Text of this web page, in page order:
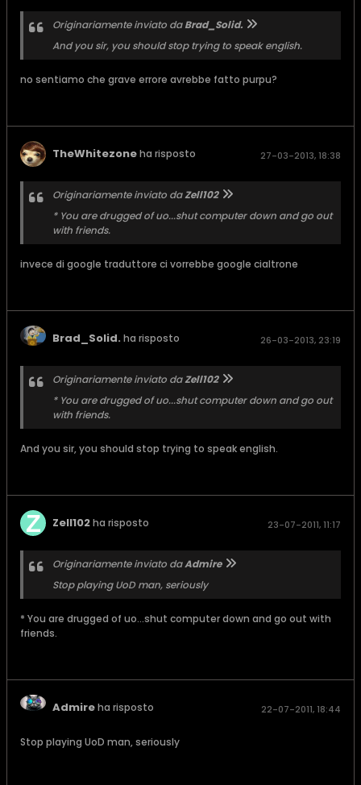
Originariamente inviato daBrad_Solid.
And you sir, you should stop trying to speak english.
no sentiamo che grave errore avrebbe fatto purpu?
TheWhitezoneha risposto 27-03-2013, 18:38
Originariamente inviato daZell102
* You are drugged of uo...shut computer down and go out
with friends.
invece di google traduttore ci vorrebbe google cialtrone
Brad_Solid. ha risposto 26-03-2013, 23:19
Originariamente inviato daZell102
* You are drugged of uo...shut computer down and go out
with friends.
And you sir, you should stop trying to speak english.
Zell102ha risposto 23-07-2011, 11:17
Originariamente inviato daAdmire
Stop playing UoD man, seriously
* You are drugged of uo...shut computer down and go out with
friends.
Admireha risposto 22-07-2011, 18:44
Stop playing UoD man, seriously